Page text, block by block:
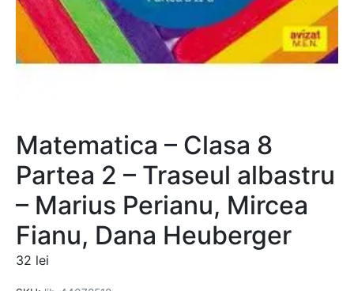
Matematica – Clasa 8
Partea 2 – Traseul albastru
– Marius Perianu, Mircea
Fianu, Dana Heuberger
32 lei